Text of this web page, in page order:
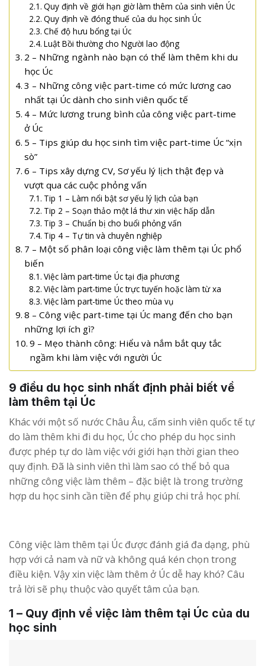
Quy định về giới hạn giờ làm thêm của sinh viên Úc
Quy định về đóng thuế của du học sinh Úc
Chế độ hưu bổng tại Úc
Luật Bồi thường cho Người lao động
2 – Những ngành nào bạn có thể làm thêm khi du
học Úc
3 – Những công việc part-time có mức lương cao
nhất tại Úc dành cho sinh viên quốc tế
4 – Mức lương trung bình của công việc part-time
ở Úc
5 – Tips giúp du học sinh tìm việc part-time Úc “xịn
sò”
6 – Tips xây dựng CV, Sơ yếu lý lịch thật đẹp và
vượt qua các cuộc phỏng vấn
Tip 1 – Làm nổi bật sơ yếu lý lịch của bạn
Tip 2 – Soạn thảo một lá thư xin việc hấp dẫn
Tip 3 – Chuẩn bị cho buổi phỏng vấn
Tip 4 – Tự tin và chuyên nghiệp
7 – Một số phân loại công việc làm thêm tại Úc phổ
biến
Việc làm part-time Úc tại địa phương
Việc làm part-time Úc trực tuyến hoặc làm từ xa
Việc làm part-time Úc theo mùa vụ
8 – Công việc part-time tại Úc mang đến cho bạn
những lợi ích gì?
9 – Mẹo thành công: Hiểu và nắm bắt quy tắc
ngầm khi làm việc với người Úc
9 điều du học sinh nhất định phải biết về
làm thêm tại Úc
Khác với một số nước Châu Âu, cấm sinh viên quốc tế tự
do làm thêm khi đi du học, Úc cho phép du học sinh
được phép tự do làm việc với giới hạn thời gian theo
quy định. Đã là sinh viên thì làm sao có thể bỏ qua
những công việc làm thêm – đặc biệt là trong trường
hợp du học sinh cần tiền để phụ giúp chi trả học phí.
Công việc làm thêm tại Úc được đánh giá đa dạng, phù
hợp với cả nam và nữ và không quá kén chọn trong
điều kiện. Vậy xin việc làm thêm ở Úc dễ hay khó? Câu
trả lời sẽ phụ thuộc vào quyết tâm của bạn.
1 – Quy định về việc làm thêm tại Úc của du
học sinh